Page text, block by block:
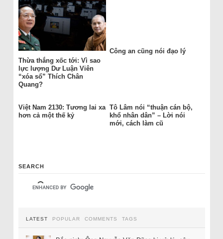
Thừa thắng xốc tới: Vì sao
lực lượng Dư Luận Viên
“xóa sổ” Thích Chân
Quang?
Công an cũng nói đạo lý
Việt Nam 2130: Tương lai xa
hơn cả một thế kỷ
Tô Lâm nói “thuận cán bộ,
khổ nhân dân” – Lời nói
mới, cách làm cũ
SEARCH
LATEST POPULAR COMMENTS TAGS